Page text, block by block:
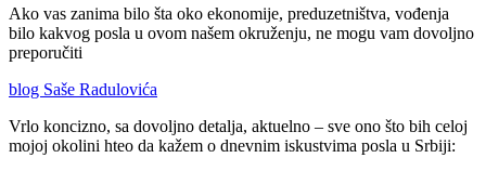
Ako vas zanima bilo šta oko ekonomije, preduzetništva, vođenja
bilo kakvog posla u ovom našem okruženju, ne mogu vam dovoljno
preporučiti
blog Saše Radulovića
Vrlo koncizno, sa dovoljno detalja, aktuelno – sve ono što bih celoj
mojoj okolini hteo da kažem o dnevnim iskustvima posla u Srbiji: